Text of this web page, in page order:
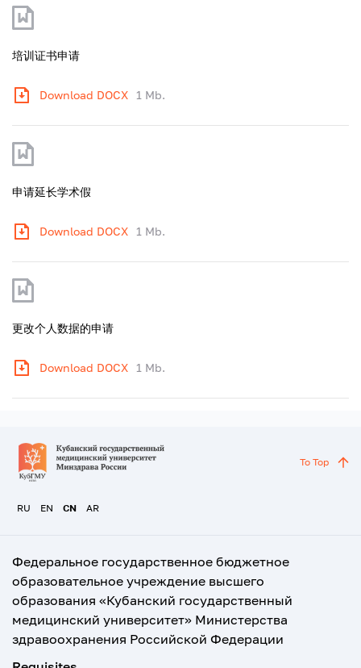
培训证书申请
Download DOCX 1 Mb.
申请延长学术假
Download DOCX 1 Mb.
更改个人数据的申请
Download DOCX 1 Mb.
RU EN CN AR
To Top
Федеральное государственное бюджетное
образовательное учреждение высшего
образования «Кубанский государственный
медицинский университет» Министерства
здравоохранения Российской Федерации